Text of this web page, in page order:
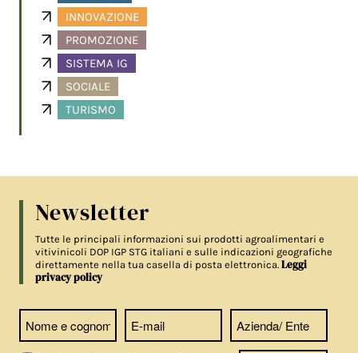
INNOVAZIONE
PROMOZIONE
SISTEMA IG
SOCIALE
TURISMO
Newsletter
Tutte le principali informazioni sui prodotti agroalimentari e
vitivinicoli DOP IGP STG italiani e sulle indicazioni geografiche
direttamente nella tua casella di posta elettronica.Leggi
privacy policy